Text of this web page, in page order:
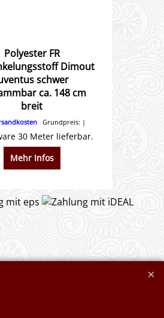
Polyester FR
Dimout
schwer
ca. 148 cm
breit
Grundpreis:
30 Meter lieferbar.
Mehr Infos